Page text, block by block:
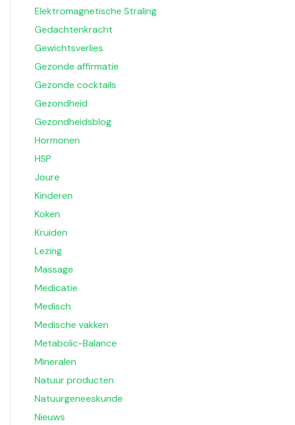
Elektromagnetische Straling
Gedachtenkracht
Gewichtsverlies
Gezonde affirmatie
Gezonde cocktails
Gezondheid
Gezondheidsblog
Hormonen
HSP
Joure
Kinderen
Koken
Kruiden
Lezing
Massage
Medicatie
Medisch
Medische vakken
Metabolic-Balance
Mineralen
Natuur producten
Natuurgeneeskunde
Nieuws